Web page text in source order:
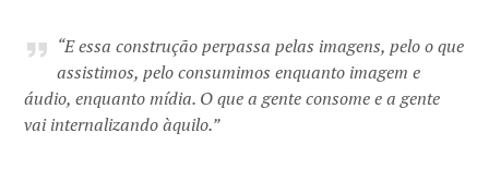
“E essa construção perpassa pelas imagens, pelo o que
assistimos, pelo consumimos enquanto imagem e
áudio, enquanto mídia. O que a gente consome e a gente
vai internalizando àquilo.”